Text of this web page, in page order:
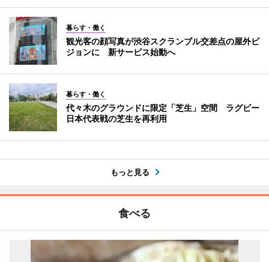
暮らす・働く
観光客の顔写真が渋谷スクランブル交差点の屋外ビ
ジョンに 新サービス始動へ
暮らす・働く
代々木のグラウンドに限定「芝生」空間 ラグビー
日本代表戦の芝生を再利用
もっと見る
食べる